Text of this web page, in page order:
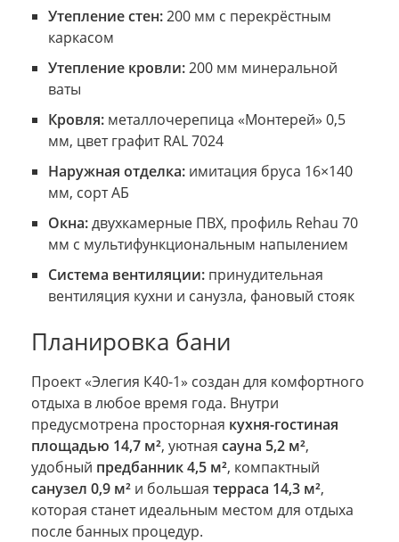
Утепление стен:200 мм с перекрёстным
каркасом
Утепление кровли:200 мм минеральной
ваты
Кровля:металлочерепица «Монтерей» 0,5
мм, цвет графит RAL 7024
Наружная отделка:имитация бруса 16×140
мм, сорт АБ
Окна:двухкамерные ПВХ, профиль Rehau 70
мм с мультифункциональным напылением
Система вентиляции:принудительная
вентиляция кухни и санузла, фановый стояк
Планировка бани
Проект «Элегия К40-1» создан для комфортного
отдыха в любое время года. Внутри
предусмотрена просторная кухня-гостиная
площадью 14,7 м², уютная сауна 5,2 м²,
удобный предбанник 4,5 м², компактный
санузел 0,9 м² и большая терраса 14,3 м²,
которая станет идеальным местом для отдыха
после банных процедур.